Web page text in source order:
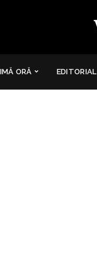
ORĂ EDITORIAL